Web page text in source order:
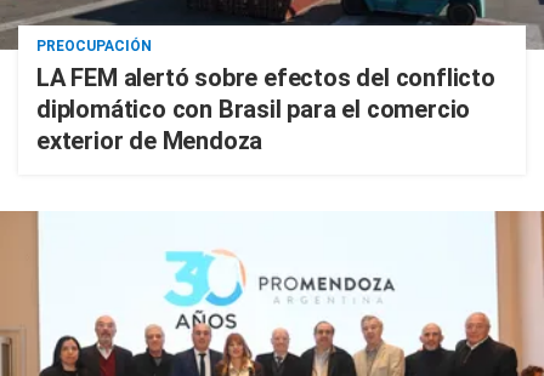
PREOCUPACIÓN
LA FEM alertó sobre efectos del conflicto
diplomático con Brasil para el comercio
exterior de Mendoza